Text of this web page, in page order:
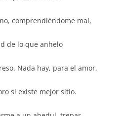
comprendiéndome mal,
de lo que anhelo
Nada hay, para el amor,
si existe mejor sitio.